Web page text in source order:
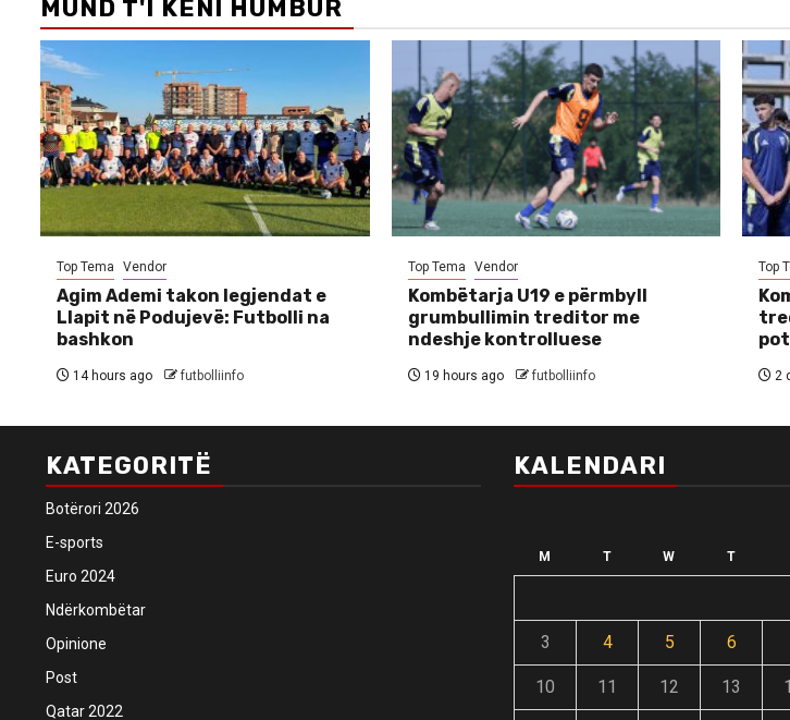
MUND T'I KENI HUMBUR
Top Tema Vendor
Agim Ademi takon legjendat e
Llapit në Podujevë: Futbolli na
bashkon
14 hours ago futbolliinfo
Top Tema Vendor
Kombëtarja U19 e përmbyll
grumbullimin treditor me
ndeshje kontrolluese
19 hours ago futbolliinfo
Top
2
KATEGORITË
Botërori 2026
E-sports
Euro 2024
Ndërkombëtar
Opinione
Post
Qatar 2022
KALENDARI
M T W T
3 4 5 6
10 11 12 13